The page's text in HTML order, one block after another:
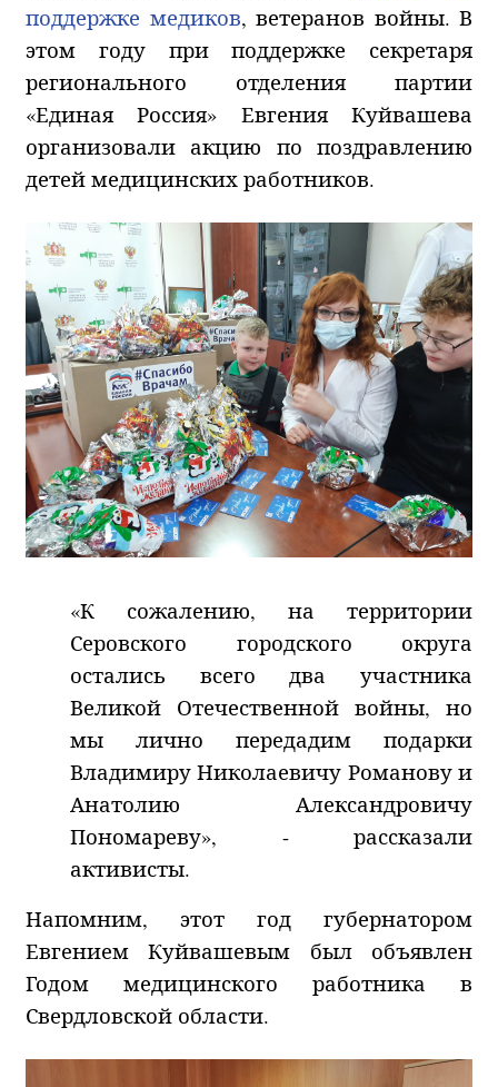
поддержке медиков, ветеранов войны. В
этом году при поддержке секретаря
регионального отделения партии
«Единая Россия» Евгения Куйвашева
организовали акцию по поздравлению
детей медицинских работников.
«К сожалению, на территории
Серовского городского округа
остались всего два участника
Великой Отечественной войны, но
мы лично передадим подарки
Владимиру Николаевичу Романову и
Анатолию Александровичу
Пономареву», - рассказали
активисты.
Напомним, этот год губернатором
Евгением Куйвашевым был объявлен
Годом медицинского работника в
Свердловской области.